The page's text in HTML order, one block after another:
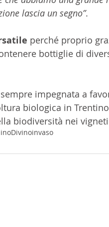
lascia un segno”.
perché proprio
bottiglie di
impegnata a
biologica in
biodiversità nei
Divinoinvaso